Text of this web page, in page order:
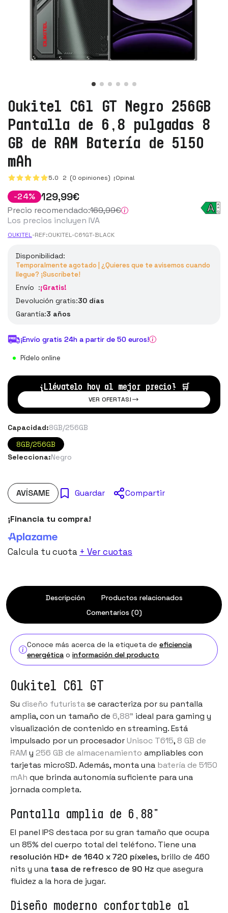
Oukitel C61 GT Negro 256GB
Pantalla de 6,8 pulgadas 8
GB de RAM Batería de 5150
mAh
5.0 2 (0 opiniones) ¡Opina!
-24% 129,99€
Precio recomendado:169,99€
Los precios incluyen IVA
OUKITEL-REF:OUKITEL-C61GT-BLACK
Disponibilidad:
Temporalmente agotado | ¿Quieres que te avisemos cuando
llegue? ¡Suscríbete!
Envío :¡Gratis!
Devolución gratis:30 días
Garantía:3 años
¡Envío gratis 24h a partir de 50 euros!
Pídelo online
¡Llévatelo hoy al mejor precio! 🛒
VER OFERTAS!
Capacidad:8GB/256GB
8GB/256GB
Selecciona:Negro
AVÍSAME Guardar Compartir
¡Financia tu compra!
Calcula tu cuota + Ver cuotas
Descripción
Productos relacionados
Comentarios (0)
Conoce más acerca de la etiqueta de eficiencia
energética o información del producto
Oukitel C61 GT
Su diseño futuristase caracteriza por su pantalla
amplia, con un tamaño de 6,88" ideal para gaming y
visualización de contenido en streaming. Está
impulsado por un procesadorUnisoc T615,8 GB de
RAM y 256 GB de almacenamiento ampliables con
tarjetas microSD. Además, monta una batería de 5150
mAh que brinda autonomía suficiente para una
jornada completa.
Pantalla amplia de 6,88"
El panel IPS destaca por su gran tamaño que ocupa
un 85% del cuerpo total del teléfono. Tiene una
resolución HD+ de 1640 x 720 píxeles, brillo de 460
nits y una tasa de refresco de 90 Hz que asegura
fluidez a la hora de jugar.
Diseño moderno confortable al